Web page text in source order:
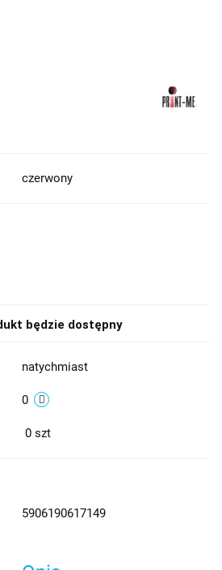
czerwony
będzie dostępny
natychmiast
0
0 szt
5906190617149